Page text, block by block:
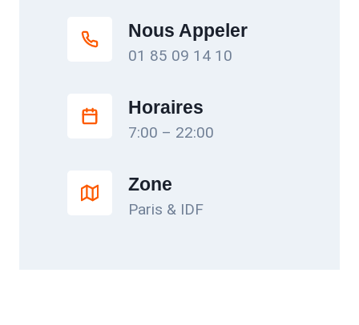
Nous Appeler
01 85 09 14 10
Horaires
7:00 – 22:00
Zone
Paris & IDF